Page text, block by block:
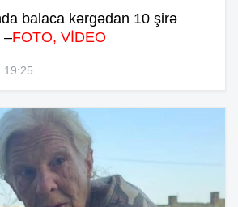
balaca kərgədan 10 şirə
–FOTO, VİDEO
19:25